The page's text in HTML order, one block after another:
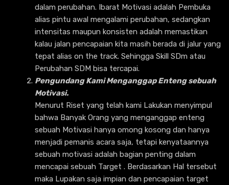
dalam perubahan. Ibarat Motivasi adalah Pembuka
alias pintu awal mengalami perubahan, sedangkan
intensitas maupun konsisten adalah memastikan
kalau jalan pencapaian kita masih berada di jalur yang
tepat alias on the track. Sehingga Skill SDm atau
Perubahan SDM bisa tercapai.
Pengundang Kami Menganggap Enteng sebuah
Motivasi.
Menurut Riset yang telah kami Lakukan menyimpul
bahwa Banyak Orang yang menganggap enteng
sebuah Motivasi hanya omong kosong dan hanya
menjadi pemanis acara saja, tetapi kenyataannya
sebuah motivasi adalah bagian penting dalam
mencapai sebuah Target . Berdasarkan Hal tersebut
maka Lupakan saja impian dan pencapaian target